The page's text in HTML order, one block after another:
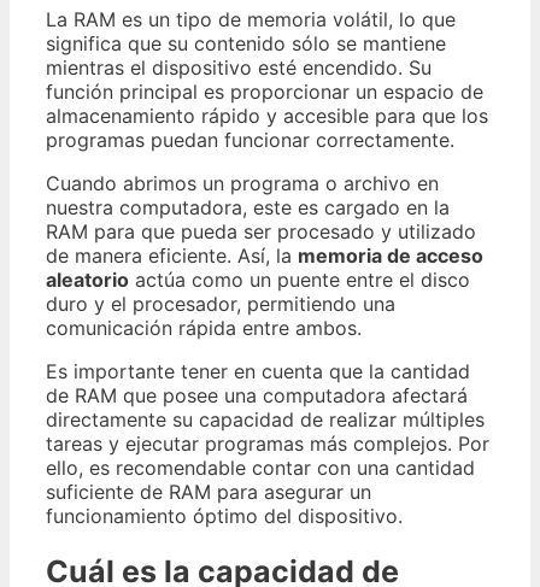
La RAM es un tipo de memoria volátil, lo que
significa que su contenido sólo se mantiene
mientras el dispositivo esté encendido. Su
función principal es proporcionar un espacio de
almacenamiento rápido y accesible para que los
programas puedan funcionar correctamente.
Cuando abrimos un programa o archivo en
nuestra computadora, este es cargado en la
RAM para que pueda ser procesado y utilizado
de manera eficiente. Así, la memoria de acceso
aleatorio actúa como un puente entre el disco
duro y el procesador, permitiendo una
comunicación rápida entre ambos.
Es importante tener en cuenta que la cantidad
de RAM que posee una computadora afectará
directamente su capacidad de realizar múltiples
tareas y ejecutar programas más complejos. Por
ello, es recomendable contar con una cantidad
suficiente de RAM para asegurar un
funcionamiento óptimo del dispositivo.
Cuál es la capacidad de